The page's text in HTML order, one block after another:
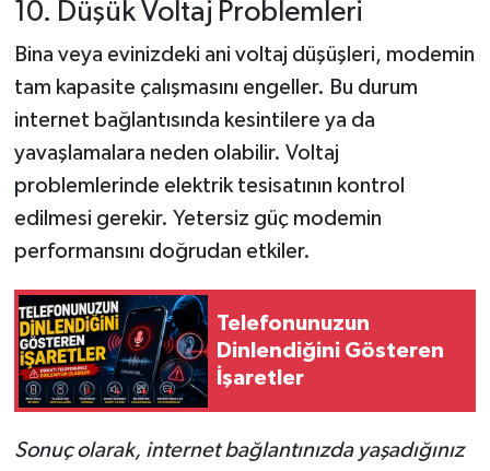
10. Düşük Voltaj Problemleri
Bina veya evinizdeki ani voltaj düşüşleri, modemin
tam kapasite çalışmasını engeller. Bu durum
internet bağlantısında kesintilere ya da
yavaşlamalara neden olabilir. Voltaj
problemlerinde elektrik tesisatının kontrol
edilmesi gerekir. Yetersiz güç modemin
performansını doğrudan etkiler.
Telefonunuzun
Dinlendiğini Gösteren
İşaretler
Sonuç olarak, internet bağlantınızda yaşadığınız